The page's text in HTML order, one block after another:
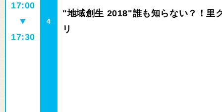
17:00
▼
17:30
4
"地域創生 2018"誰も知らない？！里
リ